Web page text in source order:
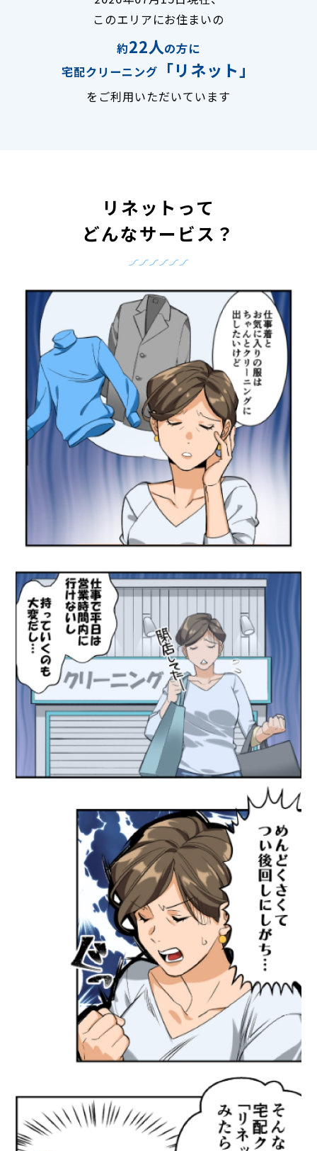
このエリアにお住まいの
約22人の方に
宅配クリーニング
「リネット」
をご利用いただいています
リネットって
どんなサービス？